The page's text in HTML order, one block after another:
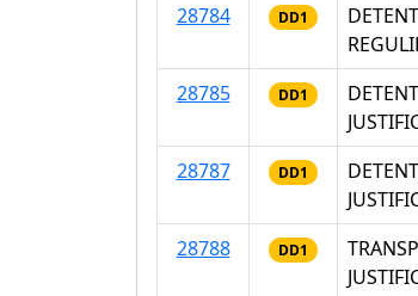
28784
DD1
28785
DD1
28787
DD1
28788
DD1